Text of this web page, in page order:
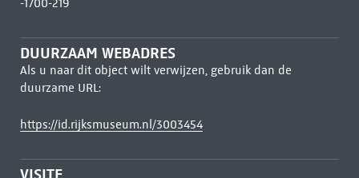
-1700-219
DUURZAAM WEBADRES
Als u naar dit object wilt verwijzen, gebruik dan de
duurzame URL:
https://id.rijksmuseum.nl/3003454